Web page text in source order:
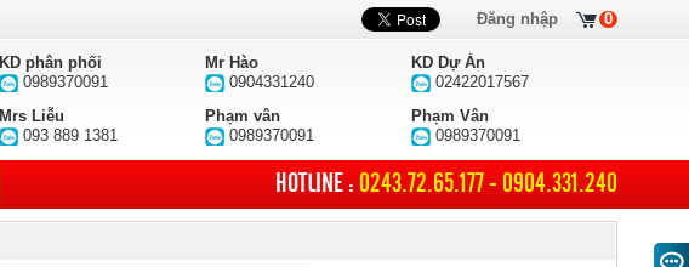
KD phân phối
0989370091
Mr Hào
0904331240
KD Dự Án
02422017567
Mrs Liễu
093 889 1381
Phạm vân
0989370091
Phạm Vân
0989370091
HOTLINE : 0243.72.65.177 - 0904.331.240
0
Đăng nhập